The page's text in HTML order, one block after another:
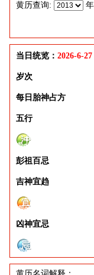
黄历查询: 年
当日统览： 2026-6-
岁次
每日胎神占方
五行
彭祖百忌
吉神宜趋
凶神宜忌